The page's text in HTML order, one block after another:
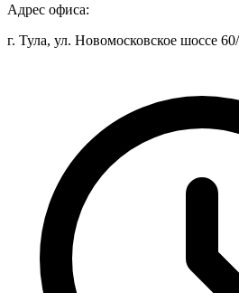
Адрес офиса:
г. Тула, ул. Новомосковское шоссе